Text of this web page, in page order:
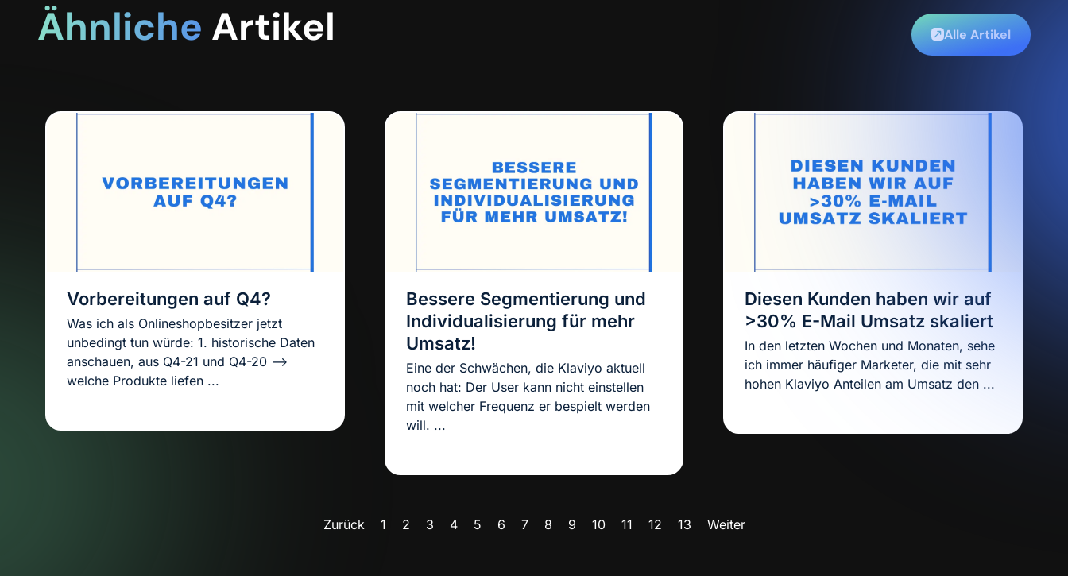
Ähnliche Artikel Alle Artikel
Vorbereitungen auf Q4?
Was ich als Onlineshopbesitzer jetzt
unbedingt tun würde: 1. historische Daten
anschauen, aus Q4-21 und Q4-20 –>
welche Produkte liefen ...
Bessere Segmentierung und
Individualisierung für mehr
Umsatz!
Eine der Schwächen, die Klaviyo aktuell
noch hat: Der User kann nicht einstellen
mit welcher Frequenz er bespielt werden
will. ...
Diesen Kunden haben wir auf
>30% E-Mail Umsatz skaliert
In den letzten Wochen und Monaten, sehe
ich immer häufiger Marketer, die mit sehr
hohen Klaviyo Anteilen am Umsatz den ...
Zurück 1 2 3 4 5 6 7 8 9 10 11 12 13 Weiter